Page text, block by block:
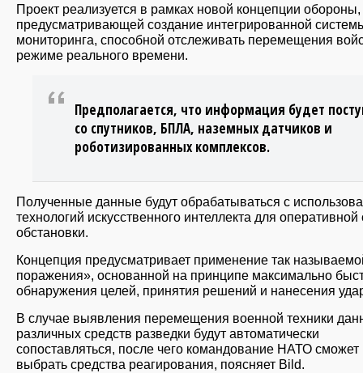
Проект реализуется в рамках новой концепции обороны,
предусматривающей создание интегрированной
мониторинга, способной отслеживать перемещения
режиме реального времени.
Предполагается, что информация будет
со спутников, БПЛА, наземных датчиков и
роботизированных комплексов.
Полученные данные будут обрабатываться с
технологий искусственного интеллекта для оперативной
обстановки.
Концепция предусматривает применение так
поражения», основанной на принципе максимально
обнаружения целей, принятия решений и нанесения
В случае выявления перемещения военной техники
различных средств разведки будут автоматически
сопоставляться, после чего командование НАТО сможет
выбрать средства реагирования, поясняет Bild.